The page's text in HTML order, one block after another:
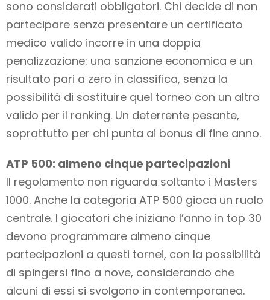
sono considerati obbligatori. Chi decide di non
partecipare senza presentare un certificato
medico valido incorre in una doppia
penalizzazione: una sanzione economica e un
risultato pari a zero in classifica, senza la
possibilità di sostituire quel torneo con un altro
valido per il ranking. Un deterrente pesante,
soprattutto per chi punta ai bonus di fine anno.
ATP 500: almeno cinque partecipazioni
Il regolamento non riguarda soltanto i Masters
1000. Anche la categoria ATP 500 gioca un ruolo
centrale. I giocatori che iniziano l’anno in top 30
devono programmare almeno cinque
partecipazioni a questi tornei, con la possibilità
di spingersi fino a nove, considerando che
alcuni di essi si svolgono in contemporanea.